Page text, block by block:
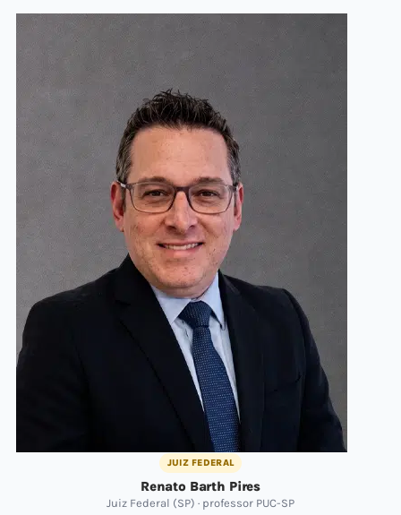
JUIZ FEDERAL
Renato Barth Pires
Juiz Federal (SP) · professor PUC-SP